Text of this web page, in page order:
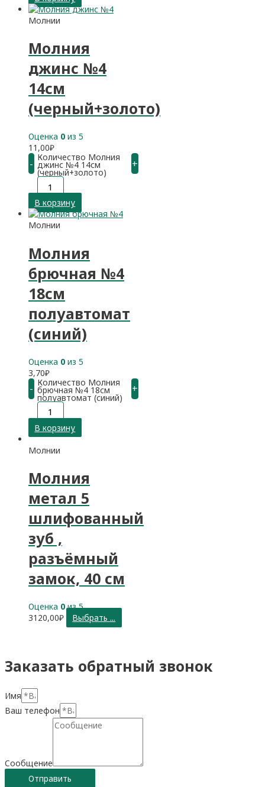
Молнии
Молния
джинс №4
14см
(черный+золото)
Оценка 0 из 5
11,00₽
- Количество Молния
джинс №4 14см
(черный+золото)
+
В корзину
Молнии
Молния
брючная №4
18см
полуавтомат
(синий)
Оценка 0 из 5
3,70₽
- Количество Молния
брючная №4 18см
полуавтомат (синий)
+
В корзину
Молнии
Молния
метал 5
шлифованный
зуб ,
разъёмный
замок, 40 см
Оценка 0из 5
3120,00₽ Выбрать ...
Заказать обратный звонок
Имя
Ваш телефон
Сообщение
Отправить